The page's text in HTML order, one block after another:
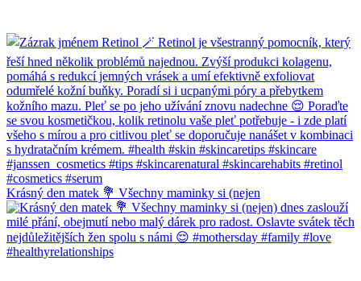
Krásný den matek 💐 Všechny maminky si (nejen